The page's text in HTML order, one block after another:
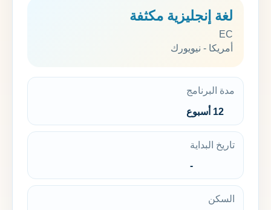
لغة إنجليزية مكثفة
EC
أمريكا - نيويورك
مدة البرنامج
12 أسبوع
تاريخ البداية
-
السكن